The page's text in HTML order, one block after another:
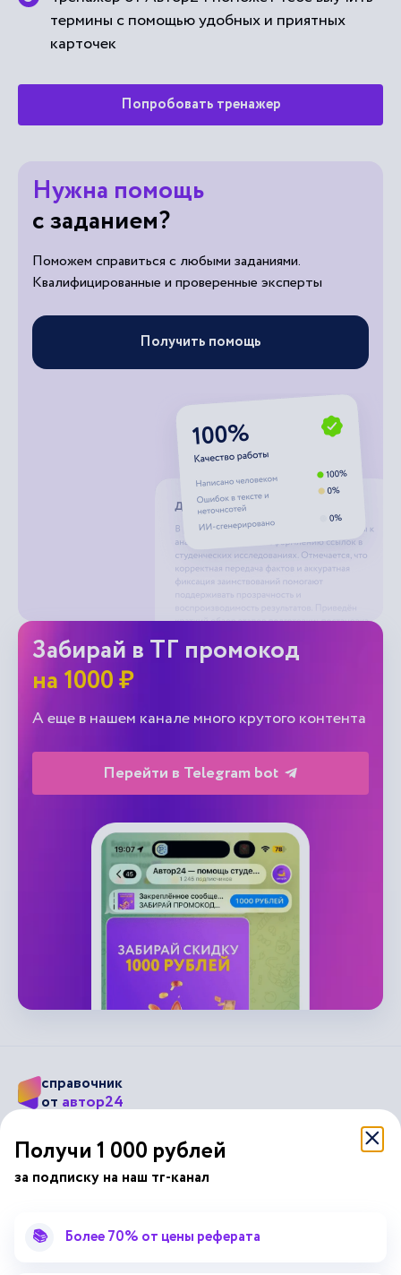
термины с помощью удобных и приятных
карточек
Попробовать тренажер
Нужна помощь
с заданием?
Поможем справиться с любыми заданиями.
Квалифицированные и проверенные эксперты
Получить помощь
Забирай в ТГ промокод
на 1000 ₽
А еще в нашем канале много крутого контента
Перейти в Telegram bot
справочник
от автор24
Подписывайся на наши соц. сети
Лекторий
Последние статьи
Получи 1 000 рублей
за подписку на наш тг-канал
📚 Более 70% от цены реферата